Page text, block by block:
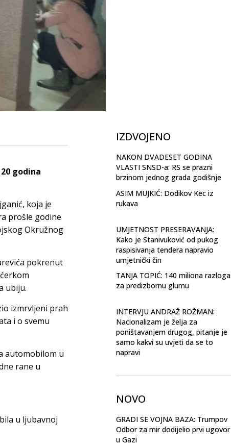
godina
koja je
prošle godine
Okružnog
pokrenut
ubiju.
izmrvljeni prah
i o svemu
automobilom u
rane u
u ljubavnoj
IZDVOJENO
NAKON DVADESET GODINA
VLASTI SNSD-a: RS se prazni
brzinom jednog grada godišnje
ASIM MUJKIĆ: Dodikov Kec iz
rukava
UMJETNOST PRESERAVANJA:
Kako je Stanivuković od pukog
raspisivanja tendera napravio
umjetnički čin
TANJA TOPIĆ: 140 miliona razloga
za predizbornu glumu
INTERVJU ANDRAŽ ROŽMAN:
Nacionalizam je želja za
poništavanjem drugog, pitanje je
samo kakvi su uvjeti da se to
napravi
NOVO
GRADI SE VOJNA BAZA: Trumpov
Odbor za mir dodijelio prvi ugovor
u Gazi